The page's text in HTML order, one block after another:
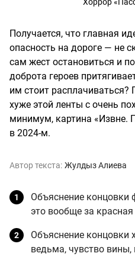
Получается, что главная
опасность на дороге — не
сам жест остановиться и
доброта героев
им стоит
хуже этой ленты с очень
минимум, картина «Извне.
в 2024-м.
Автор текста: Жулдыз Алиева
Объяснение
это вообще за
Объяснение концовки
ведьма, чувство